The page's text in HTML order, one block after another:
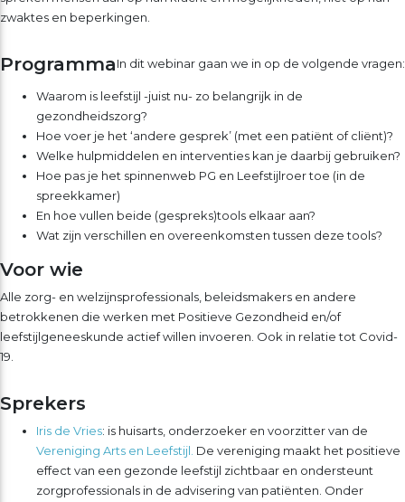
zwaktes en beperkingen.
ProgrammaIn dit webinar gaan we in op de volgende vragen:
Waarom is leefstijl -juist nu- zo belangrijk in de
gezondheidszorg?
Hoe voer je het ‘andere gesprek’ (met een patiënt of cliënt)?
Welke hulpmiddelen en interventies kan je daarbij gebruiken?
Hoe pas je het spinnenweb PG en Leefstijlroer toe (in de
spreekkamer)
En hoe vullen beide (gespreks)tools elkaar aan?
Wat zijn verschillen en overeenkomsten tussen deze tools?
Voor wie
Alle zorg- en welzijnsprofessionals, beleidsmakers en andere
betrokkenen die werken met Positieve Gezondheid en/of
leefstijlgeneeskunde actief willen invoeren. Ook in relatie tot Covid-
19.
Sprekers
Iris de Vries: is huisarts, onderzoeker en voorzitter van de
Vereniging Arts en Leefstijl. De vereniging maakt het positieve
effect van een gezonde leefstijl zichtbaar en ondersteunt
zorgprofessionals in de advisering van patiënten. Onder